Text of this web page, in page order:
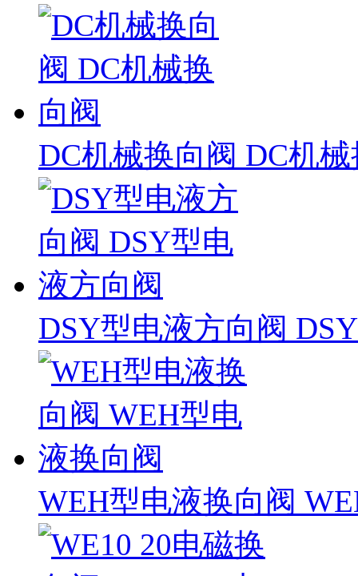
DC机械换向阀 DC机
DSY型电液方向阀
WEH型电液换向阀